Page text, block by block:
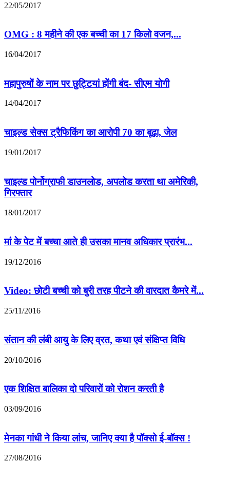
22/05/2017
OMG : 8 महीने की एक बच्ची का 17 किलो वजन,...
16/04/2017
महापुरुषों के नाम पर छुट्ट‌ियां होंगी बंद- सीएम योगी
14/04/2017
चाइल्ड सेक्स ट्रैफिकिंग का आरोपी 70 का बूढ़ा, जेल
19/01/2017
चाइल्ड पोर्नोग्राफी डाउनलोड, अपलोड करता था अमेरिकी,
गिरफ्तार
18/01/2017
मां के पेट में बच्चा आते ही उसका मानव अधिकार प्रारंभ...
19/12/2016
Video: छोटी बच्ची को बुरी तरह पीटने की वारदात कैमरे में...
25/11/2016
संतान की लंबी आयु के लिए व्रत, कथा एवं संक्षिप्त विधि
20/10/2016
एक शिक्षित बालिका दो परिवारों को रोशन करती है
03/09/2016
मेनका गांधी ने किया लांच, जानिए क्या है पॉक्सो ई-बॉक्स !
27/08/2016